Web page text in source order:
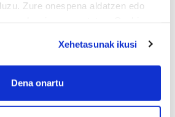
Zure onespena aldatzen edo
also like to:
about your geographical
Xehetasunak ikusi
Dena onartu
20º
Hondarribia